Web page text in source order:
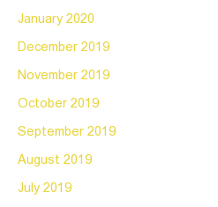
January 2020
December 2019
November 2019
October 2019
September 2019
August 2019
July 2019